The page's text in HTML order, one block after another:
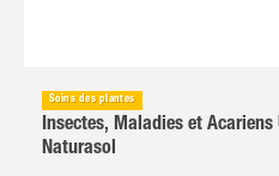
Soins des plantes
Insectes, Maladies et
Naturasol